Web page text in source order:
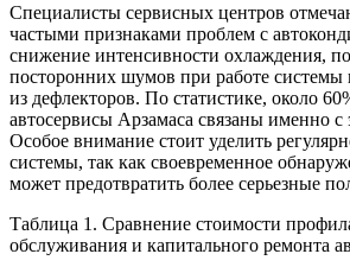
Специалисты сервисных центров
частыми признаками проблем с
снижение интенсивности охлаждения,
посторонних шумов при работе системы
из дефлекторов. По статистике, около
автосервисы Арзамаса связаны именно
Особое внимание стоит уделить
системы, так как своевременное
может предотвратить более серьезные
Таблица 1. Сравнение стоимости
обслуживания и капитального ремонта